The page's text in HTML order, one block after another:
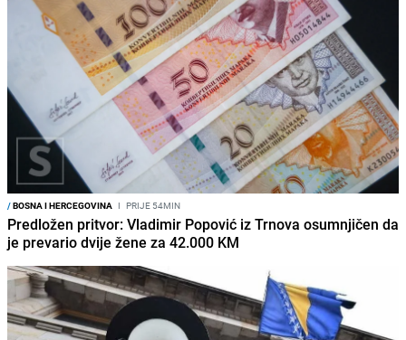
/BOSNA I HERCEGOVINA I PRIJE 54MIN
Predložen pritvor: Vladimir Popović iz Trnova osumnjičen da
je prevario dvije žene za 42.000 KM